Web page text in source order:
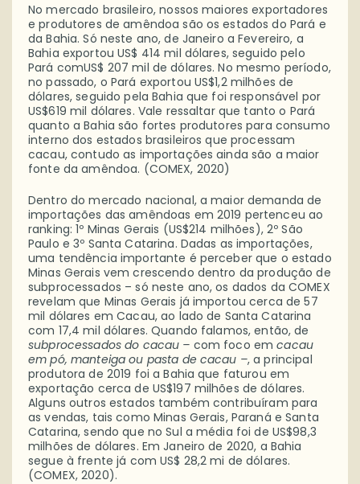
No mercado brasileiro, nossos maiores exportadores
e produtores de amêndoa são os estados do Pará e
da Bahia. Só neste ano, de Janeiro a Fevereiro, a
Bahia exportou US$ 414 mil dólares, seguido pelo
Pará comUS$ 207 mil de dólares. No mesmo período,
no passado, o Pará exportou US$1,2 milhões de
dólares, seguido pela Bahia que foi responsável por
US$619 mil dólares. Vale ressaltar que tanto o Pará
quanto a Bahia são fortes produtores para consumo
interno dos estados brasileiros que processam
cacau, contudo as importações ainda são a maior
fonte da amêndoa. (COMEX, 2020)
Dentro do mercado nacional, a maior demanda de
importações das amêndoas em 2019 pertenceu ao
ranking: 1º Minas Gerais (US$214 milhões), 2º São
Paulo e 3º Santa Catarina. Dadas as importações,
uma tendência importante é perceber que o estado
Minas Gerais vem crescendo dentro da produção de
subprocessados – só neste ano, os dados da COMEX
revelam que Minas Gerais já importou cerca de 57
mil dólares em Cacau, ao lado de Santa Catarina
com 17,4 mil dólares. Quando falamos, então, de
subprocessados do cacau – com foco emcacau
em pó, manteiga ou pasta de cacau –, a principal
produtora de 2019 foi a Bahia que faturou em
exportação cerca de US$197 milhões de dólares.
Alguns outros estados também contribuíram para
as vendas, tais como Minas Gerais, Paraná e Santa
Catarina, sendo que no Sul a média foi de US$98,3
milhões de dólares. Em Janeiro de 2020, a Bahia
segue à frente já com US$ 28,2 mi de dólares.
(COMEX, 2020).